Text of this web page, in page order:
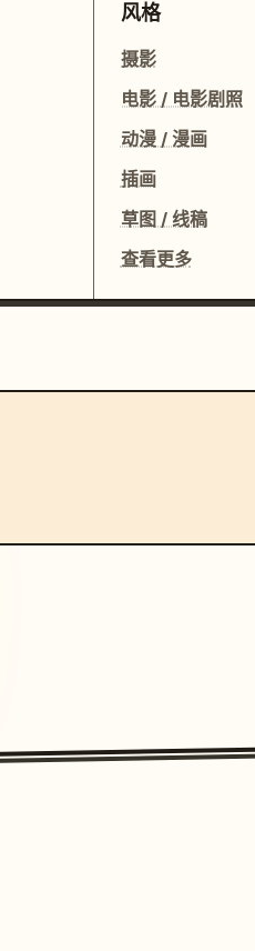
风格
摄影
电影 / 电影剧照
动漫 / 漫画
插画
草图 / 线稿
查看更多